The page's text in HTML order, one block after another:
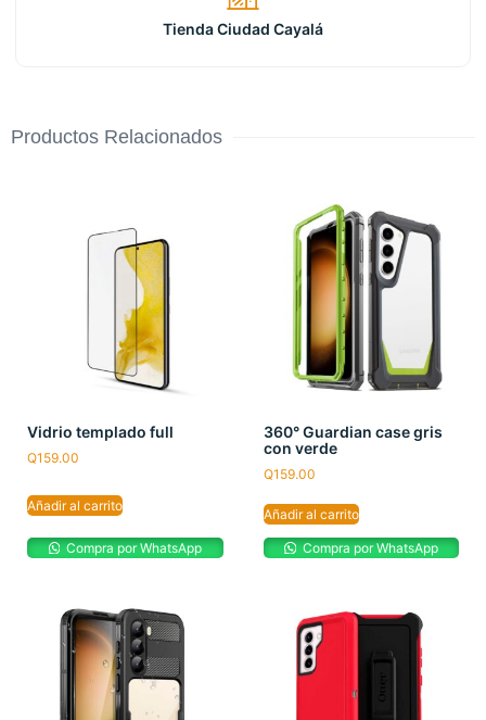
Tienda Ciudad Cayalá
Productos Relacionados
Vidrio templado full
Q159.00
Añadir al carrito
Compra por WhatsApp
360° Guardian case gris
con verde
Q159.00
Añadir al carrito
Compra por WhatsApp